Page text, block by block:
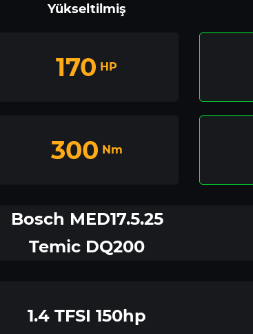
Yükseltilmiş
170 HP
300 Nm
Bosch MED17.5.25
Temic DQ200
1.4 TFSI 150hp